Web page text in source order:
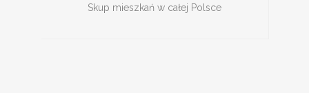
Skup mieszkań w całej Polsce